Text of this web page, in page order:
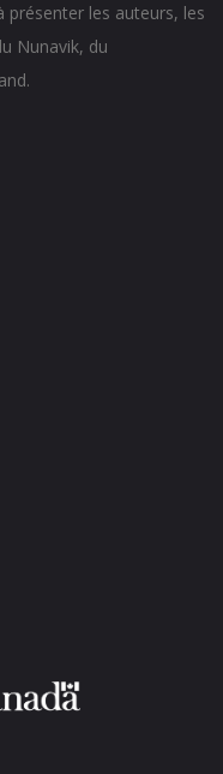
présenter les auteurs, les
Nunavik, du